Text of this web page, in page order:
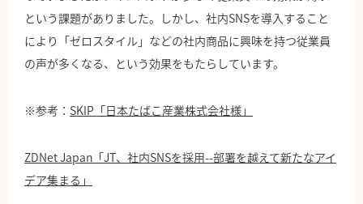
という課題がありました。しかし、社内SNSを導入すること
により「ゼロスタイル」などの社内商品に興味を持つ従業員
の声が多くなる、という効果をもたらしています。
※参考： SKIP「日本たばこ産業株式会社様」
ZDNet Japan「JT、社内SNSを採用--部署を越えて新たなアイ
デア集まる」